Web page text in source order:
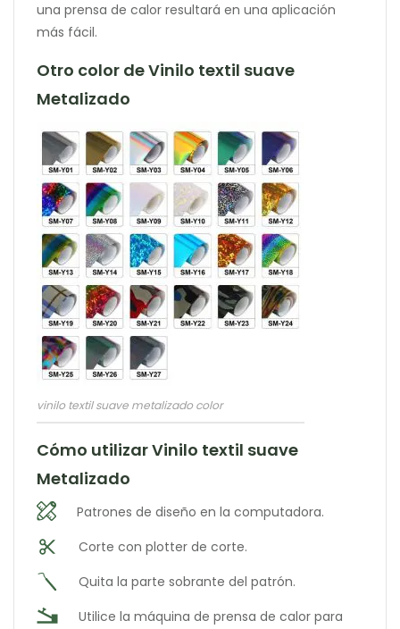
una prensa de calor resultará en una aplicación
más fácil.
Otro color de Vinilo textil suave
Metalizado
vinilo textil suave metalizado color
Cómo utilizar Vinilo textil suave
Metalizado
Patrones de diseño en la computadora.
Corte con plotter de corte.
Quita la parte sobrante del patrón.
Utilice la máquina de prensa de calor para